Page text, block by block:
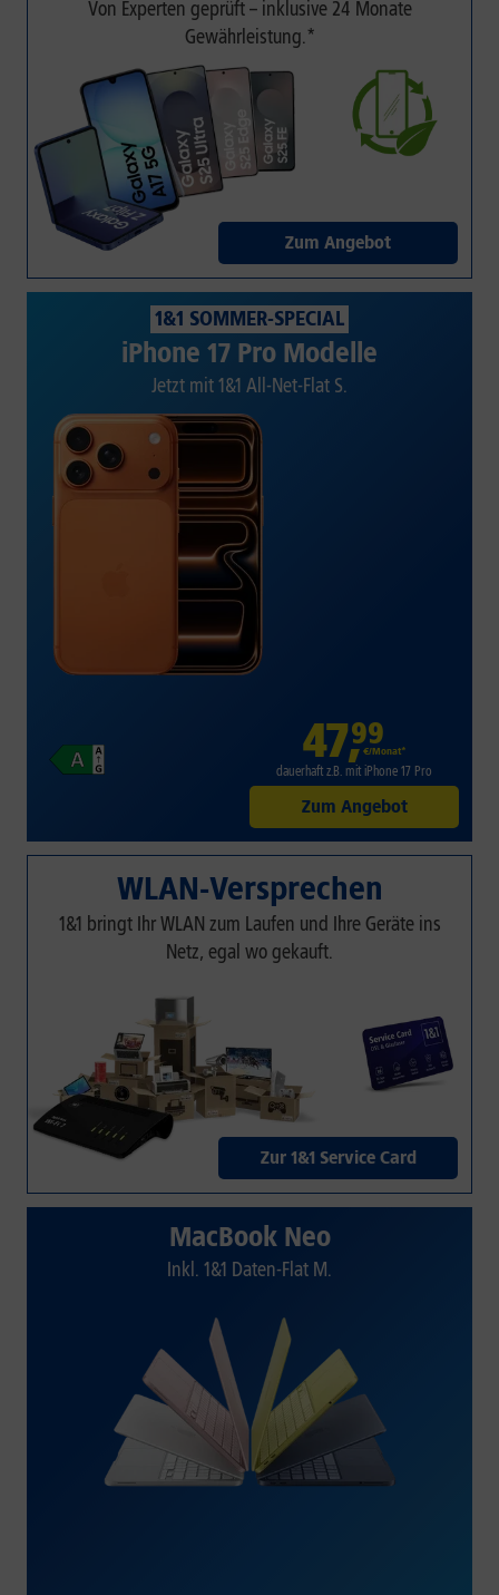
Von Experten geprüft – inklusive 24 Monate
Gewährleistung.*
Zum Angebot
1&1 SOMMER-SPECIAL
iPhone 17 Pro Modelle
Jetzt mit 1&1 All-Net-Flat S.
47,99
€/Monat*
dauerhaft z.B. mit iPhone 17 Pro
Zum Angebot
WLAN-Versprechen
1&1 bringt Ihr WLAN zum Laufen und Ihre Geräte ins
Netz, egal wo gekauft.
Zur 1&1 Service Card
MacBook Neo
Inkl. 1&1 Daten-Flat M.